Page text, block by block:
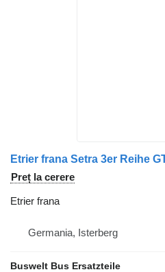
Preț la cerere
Etrier frana
Germania, Isterberg
Buswelt Bus Ersatzteile